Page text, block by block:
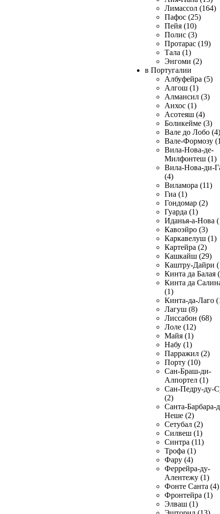
Лимассол (164)
Пафос (25)
Пейя (10)
Полис (3)
Протарас (19)
Тала (1)
Энгоми (2)
в Португалии
Албуфейра (5)
Алгош (1)
Алмансил (3)
Анхос (1)
Асотеяш (4)
Боликейме (3)
Вале до Лобо (4)
Вале-Формозу
Вила-Нова-де-
Милфонтеш (1)
Вила-Нова-ди-
(4)
Виламора (11)
Гиа (1)
Гондомар (2)
Гуарда (1)
Иданья-а-Нова
Кавоэйро (3)
Каркавелуш (1)
Картейра (2)
Кашкайш (29)
Каштру-Дайри
Кинта да Балая
Кинта да
(1)
Кинта-да-Лаго
Лагуш (8)
Лиссабон (68)
Лоле (12)
Майя (1)
Набу (1)
Парражил (2)
Порту (10)
Сан-Браш-ди-
Алпортел (1)
Сан-Педру-ду-
(2)
Санта-Барбара-
Неше (2)
Сетубал (2)
Силвеш (1)
Синтра (11)
Трофа (1)
Фару (4)
Феррейра-ду-
Алентежу (1)
Фонте Санта (4)
Фронтейра (1)
Элваш (1)